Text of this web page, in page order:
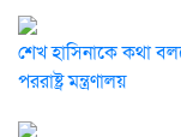
শেখ হাসিনাকে কথা
পররাষ্ট্র মন্ত্রণালয়